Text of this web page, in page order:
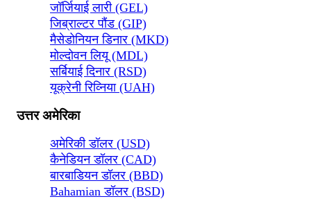
जॉर्जियाई लारी (GEL)
जिब्राल्टर पौंड (GIP)
मैसेडोनियन डिनार (MKD)
मोल्दोवन लियू (MDL)
सर्बियाई दिनार (RSD)
यूक्रेनी रिव्निया (UAH)
उत्तर अमेरिका
अमेरिकी डॉलर (USD)
कैनेडियन डॉलर (CAD)
बारबाडियन डॉलर (BBD)
Bahamian डॉलर (BSD)